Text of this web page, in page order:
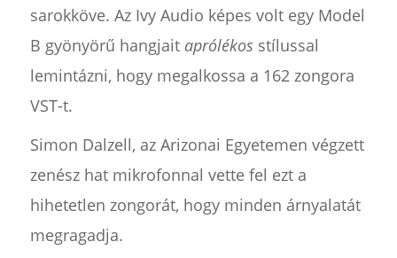
sarokköve. Az Ivy Audio képes volt egy Model
B gyönyörű hangjait aprólékos stílussal
lemintázni, hogy megalkossa a 162 zongora
VST-t.
Simon Dalzell, az Arizonai Egyetemen végzett
zenész hat mikrofonnal vette fel ezt a
hihetetlen zongorát, hogy minden árnyalatát
megragadja.